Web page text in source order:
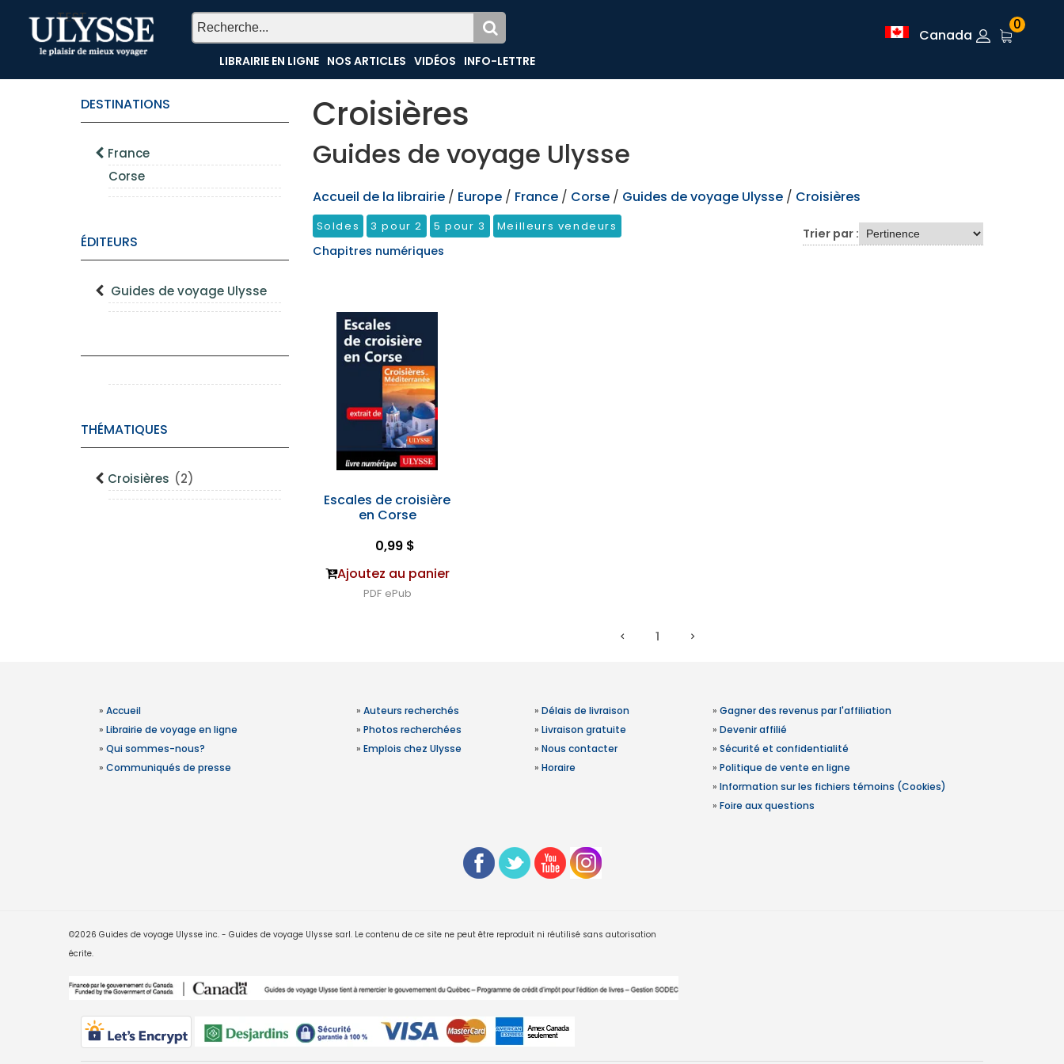
TEST
LIBRAIRIE EN LIGNE NOS ARTICLES VIDÉOS INFO-LETTRE
Canada
0
DESTINATIONS
France
Corse
ÉDITEURS
Guides de voyage Ulysse
THÉMATIQUES
Croisières (2)
Croisières
Guides de voyage Ulysse
Accueil de la librairie / Europe / France / Corse / Guides de voyage Ulysse / Croisières
Soldes 3 pour 2 5 pour 3 Meilleurs vendeurs
Chapitres numériques
Trier par :
Escales de croisière
en Corse
0,99 $
Ajoutez au panier
PDF ePub
1
» Accueil
» Librairie de voyage en ligne
» Qui sommes-nous?
» Communiqués de presse
» Auteurs recherchés
» Photos recherchées
» Emplois chez Ulysse
» Délais de livraison
» Livraison gratuite
» Nous contacter
» Horaire
» Gagner des revenus par l'affiliation
» Devenir affilié
» Sécurité et confidentialité
» Politique de vente en ligne
» Information sur les fichiers témoins (Cookies)
» Foire aux questions
©2026 Guides de voyage Ulysse inc. - Guides de voyage Ulysse sarl. Le contenu de ce site ne peut être reproduit ni réutilisé sans autorisation
écrite.